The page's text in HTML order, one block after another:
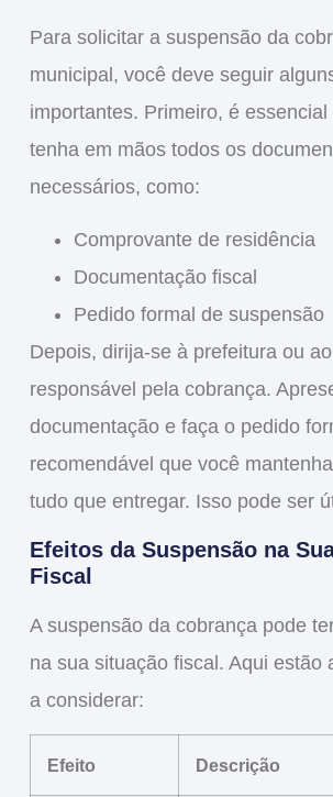
Para solicitar a suspensão da
municipal, você deve seguir
importantes. Primeiro, é
tenha em mãos todos os
necessários, como:
Comprovante de residência
Documentação fiscal
Pedido formal de suspensão
Depois, dirija-se à prefeitura ou
responsável pela cobrança.
documentação e faça o pedido
recomendável que você
tudo que entregar. Isso pode ser
Efeitos da Suspensão na
Fiscal
A suspensão da cobrança pode
na sua situação fiscal. Aqui estão
a considerar:
Efeito Descrição